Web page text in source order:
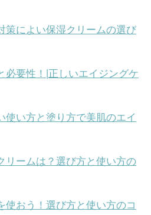
策によい保湿クリームの選び
必要性！|正しいエイジングケ
使い方と塗り方で美肌のエイ
リームは？選び方と使い方の
使おう！選び方と使い方のコ